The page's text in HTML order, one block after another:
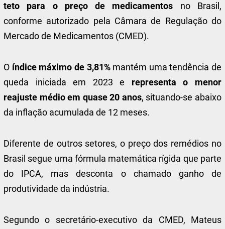
teto para o preço de medicamentos no Brasil,
conforme autorizado pela Câmara de Regulação do
Mercado de Medicamentos (CMED).
O índice máximo de 3,81%mantém uma tendência de
queda iniciada em 2023 e representa o menor
reajuste médio em quase 20 anos, situando-se abaixo
da inflação acumulada de 12 meses.
Diferente de outros setores, o preço dos remédios no
Brasil segue uma fórmula matemática rígida que parte
do IPCA, mas desconta o chamado ganho de
produtividade da indústria.
Segundo o secretário-executivo da CMED, Mateus